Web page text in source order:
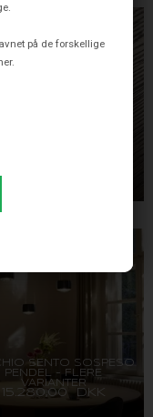
på de forskellige
SENTO SOSPESO
PENDEL - FLERE
VARIANTER
15.280,00 DKK